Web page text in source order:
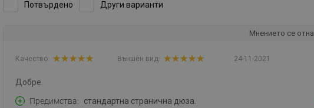
Потвърдено Други варианти
Мнението се
24-11-2021
Качество: Външен вид:
Добре.
Предимства
стандартна странична дюза.